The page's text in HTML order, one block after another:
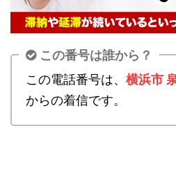
この番号は誰から？
この電話番号は、 横浜市
からの着信です。